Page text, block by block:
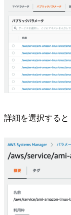
詳細を選択すると